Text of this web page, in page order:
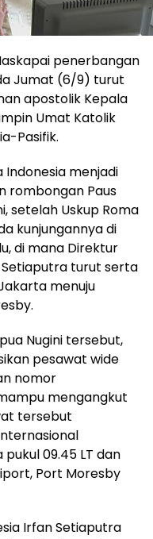
penerbangan
Jumat (6/9) turut
apostolik Kepala
Umat Katolik
Pasifik.
Indonesia menjadi
rombongan Paus
setelah Uskup Roma
kunjungannya di
di mana Direktur
turut serta
menuju
Nugini tersebut,
pesawat wide
nomor
mengangkut
tersebut
09.45 LT dan
Port Moresby
Irfan Setiaputra